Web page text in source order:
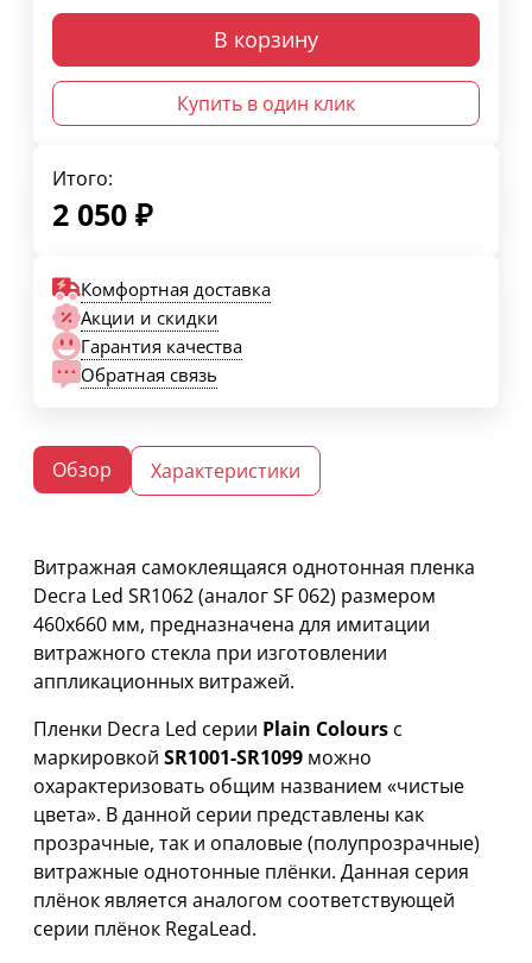
В корзину
Купить в один клик
Итого:
2 050 ₽
Комфортная доставка
Акции и скидки
Гарантия качества
Обратная связь
Обзор Характеристики
Витражная самоклеящаяся однотонная пленка
Decra Led SR1062 (аналог SF 062) размером
460х660 мм, предназначена для имитации
витражного стекла при изготовлении
аппликационных витражей.
Пленки Decra Led серии Plain Colours с
маркировкой SR1001-SR1099 можно
охарактеризовать общим названием «чистые
цвета». В данной серии представлены как
прозрачные, так и опаловые (полупрозрачные)
витражные однотонные плёнки. Данная серия
плёнок является аналогом соответствующей
серии плёнок RegaLead.